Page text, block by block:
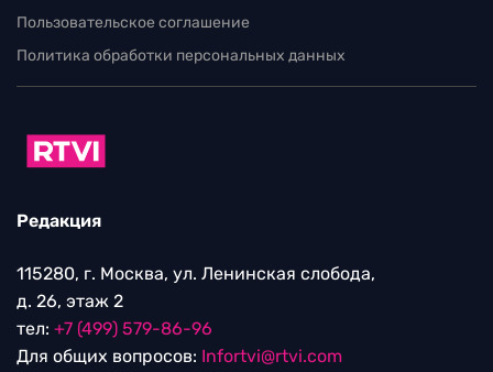
Пользовательское соглашение
Политика обработки персональных данных
Редакция
115280, г. Москва, ул. Ленинская слобода,
д. 26, этаж 2
тел: +7 (499) 579-86-96
Для общих вопросов: Infortvi@rtvi.com